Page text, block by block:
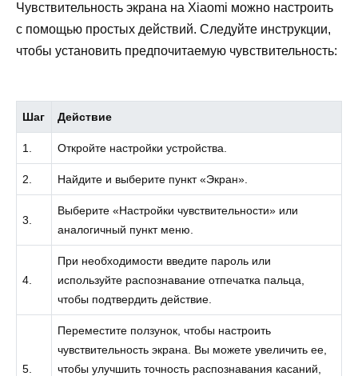
Чувствительность экрана на Xiaomi можно настроить
с помощью простых действий. Следуйте инструкции,
чтобы установить предпочитаемую чувствительность:
Шаг Действие
1. Откройте настройки устройства.
2. Найдите и выберите пункт «Экран».
3.
Выберите «Настройки чувствительности» или
аналогичный пункт меню.
4.
При необходимости введите пароль или
используйте распознавание отпечатка пальца,
чтобы подтвердить действие.
5.
Переместите ползунок, чтобы настроить
чувствительность экрана. Вы можете увеличить ее,
чтобы улучшить точность распознавания касаний,